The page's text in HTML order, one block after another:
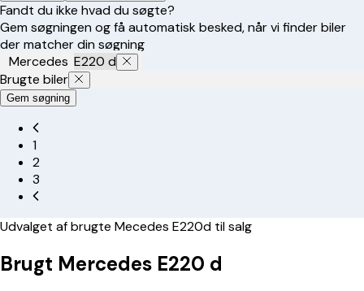
Fandt du ikke hvad du søgte?
Gem søgningen og få automatisk besked, når vi finder biler
der matcher din søgning
Mercedes E220 d
Brugte biler
Gem søgning
1
2
3
Udvalget af brugte Mecedes E220d til salg
Brugt Mercedes E220 d